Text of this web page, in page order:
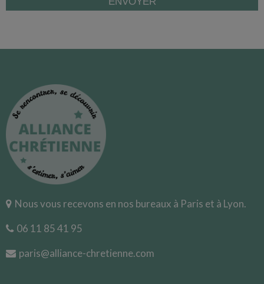
Nous vous recevons en nos bureaux à Paris et à Lyon.
06 11 85 41 95
paris@alliance-chretienne.com